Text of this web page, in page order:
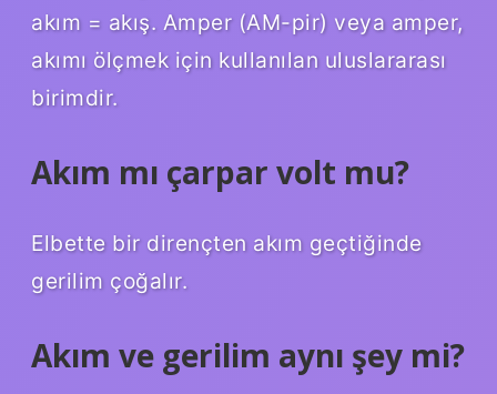
akım = akış. Amper (AM-pir) veya amper,
akımı ölçmek için kullanılan uluslararası
birimdir.
Akım mı çarpar volt mu?
Elbette bir dirençten akım geçtiğinde
gerilim çoğalır.
Akım ve gerilim aynı şey mi?